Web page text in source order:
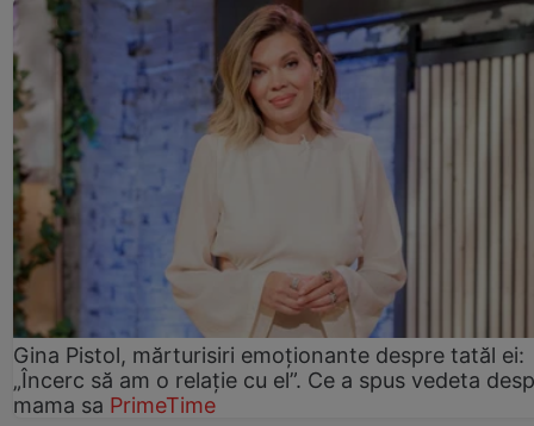
Gina Pistol, mărturisiri emoționante despre tatăl ei:
„Încerc să am o relație cu el”. Ce a spus vedeta
mama sa PrimeTime